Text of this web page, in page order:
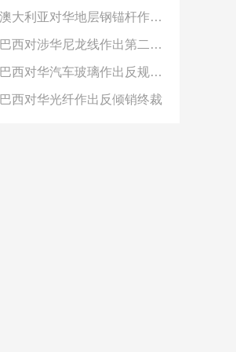
澳大利亚对华地层钢锚杆作出双反初裁
巴西对涉华尼龙线作出第二次反倾销日落复审终裁
巴西对华汽车玻璃作出反规避终裁
巴西对华光纤作出反倾销终裁